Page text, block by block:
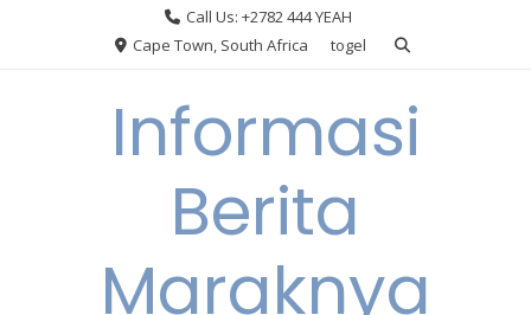
Call Us: +2782 444 YEAH
Cape Town, South Africa
togel
Informasi
Berita
Maraknya